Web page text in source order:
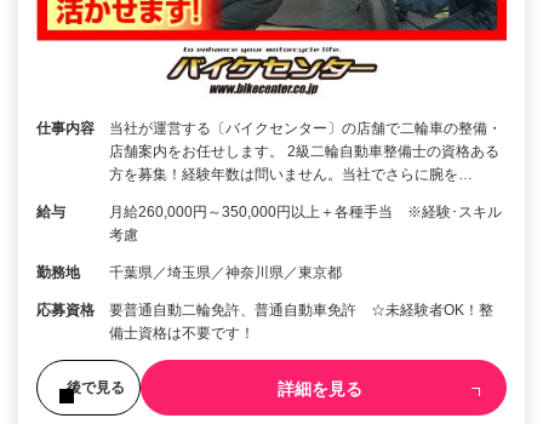
仕事内容
当社が運営する〔バイクセンター〕の店舗で二輪車の整備・
店舗案内をお任せします。 2級二輪自動車整備士の資格ある
方を募集！経験年数は問いません。当社でさらに腕を…
給与
月給260,000円～350,000円以上＋各種手当 ※経験･スキル
考慮
勤務地 千葉県／埼玉県／神奈川県／東京都
応募資格
要普通自動二輪免許、普通自動車免許 ☆未経験者OK！整
備士資格は不要です！
後で見る 詳細を見る